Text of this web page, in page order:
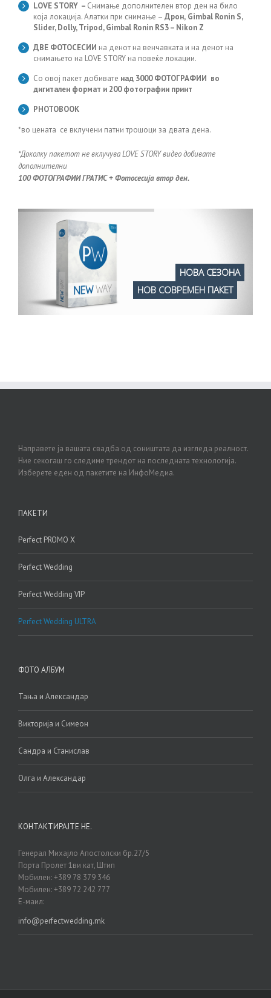
LOVE STORY – Снимање дополнителен втор ден на било
која локација. Алатки при снимање – Дрон, Gimbal Ronin S,
Slider, Dolly, Tripod, Gimbal Ronin RS3 – Nikon Z
ДВЕ ФОТОСЕСИИ на денот на венчавката и на денот на
снимањето на LOVE STORY на повеќе локации.
Со овој пакет добивате над 3000 ФОТОГРАФИИ во
дигитален формат и 200 фотографии принт
PHOTOBOOK
*во цената се вклучени патни трошоци за двата дена.
*Доколку пакетот не вклучуваLOVE STORY видеодобивате
дополнителни
100 ФОТОГРАФИИ ГРАТИС + Фотосесија втор ден.
НОВА СЕЗОНА
НОВ СОВРЕМЕН ПАКЕТ
Направете ја вашата свадба од соништата да изгледа реалност.
Ние секогаш го следиме трендот на последната технологија.
Изберете еден од пакетите на ИнфоМедиа.
ПАКЕТИ
Perfect PROMO X
Perfect Wedding
Perfect Wedding VIP
Perfect Wedding ULTRA
ФОТО АЛБУМ
Тања и Александар
Викторија и Симеон
Сандра и Станислав
Олга и Александар
КОНТАКТИРАЈТЕ НЕ.
Генерал Михајло Апостолски бр.27/5
Порта Пролет 1ви кат, Штип
Мобилен: +389 78 379 346
Мобилен: +389 72 242 777
Е-маил:
info@perfectwedding.mk